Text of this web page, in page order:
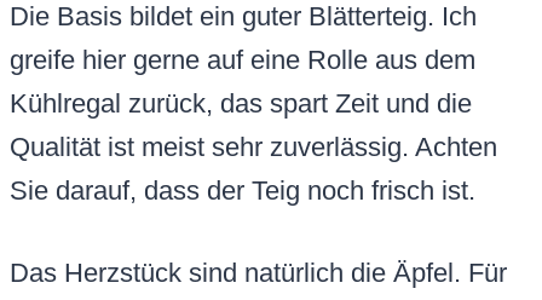
Die Basis bildet ein guter Blätterteig. Ich
greife hier gerne auf eine Rolle aus dem
Kühlregal zurück, das spart Zeit und die
Qualität ist meist sehr zuverlässig. Achten
Sie darauf, dass der Teig noch frisch ist.
Das Herzstück sind natürlich die Äpfel. Für